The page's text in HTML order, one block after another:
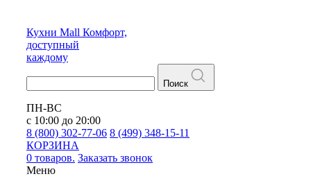
Кухни Mall Комфорт,
доступный
каждому
Поиск
ПН-ВС
с 10:00 до 20:00
8 (800) 302-77-06 8 (499) 348-15-11
КОРЗИНА
0 товаров. Заказать звонок
Меню